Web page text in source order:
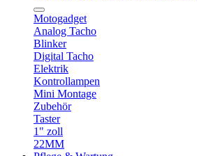
Motogadget
Analog Tacho
Blinker
Digital Tacho
Elektrik
Kontrollampen
Mini Montage
Zubehör
Taster
1" zoll
22MM